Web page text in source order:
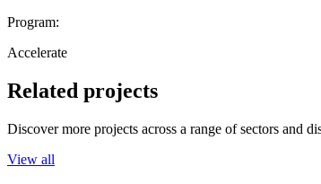
Program:
Accelerate
Related projects
Discover more projects across a range of sectors
View all